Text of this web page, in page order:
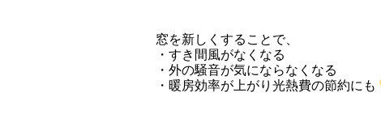
窓を新しくすることで、
・すき間風がなくなる
・外の騒音が気にならなくなる
・暖房効率が上がり光熱費の節約にも